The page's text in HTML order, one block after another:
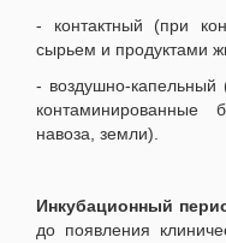
- контактный (при
сырьем и продуктами
- воздушно-
контаминированные
навоза, земли).
Инкубационный
до появления